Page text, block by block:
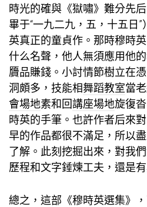
時光的確與《獄嘯》難分先
畢于“一九二九，五，十五日
英真正的童貞作。那時穆時
什么名聲，他人無須應用他
贗品賺錢。小討情節樹立在
洞頗多，技能相舞蹈教室當
會場地素和回講座場地旋復
時英的手筆。也許作者后來
早的作品都很不滿足，所以
了解。此刻挖掘出來，對我
歷程和文字錘煉工夫，還是
總之，這部《穆時英選集》